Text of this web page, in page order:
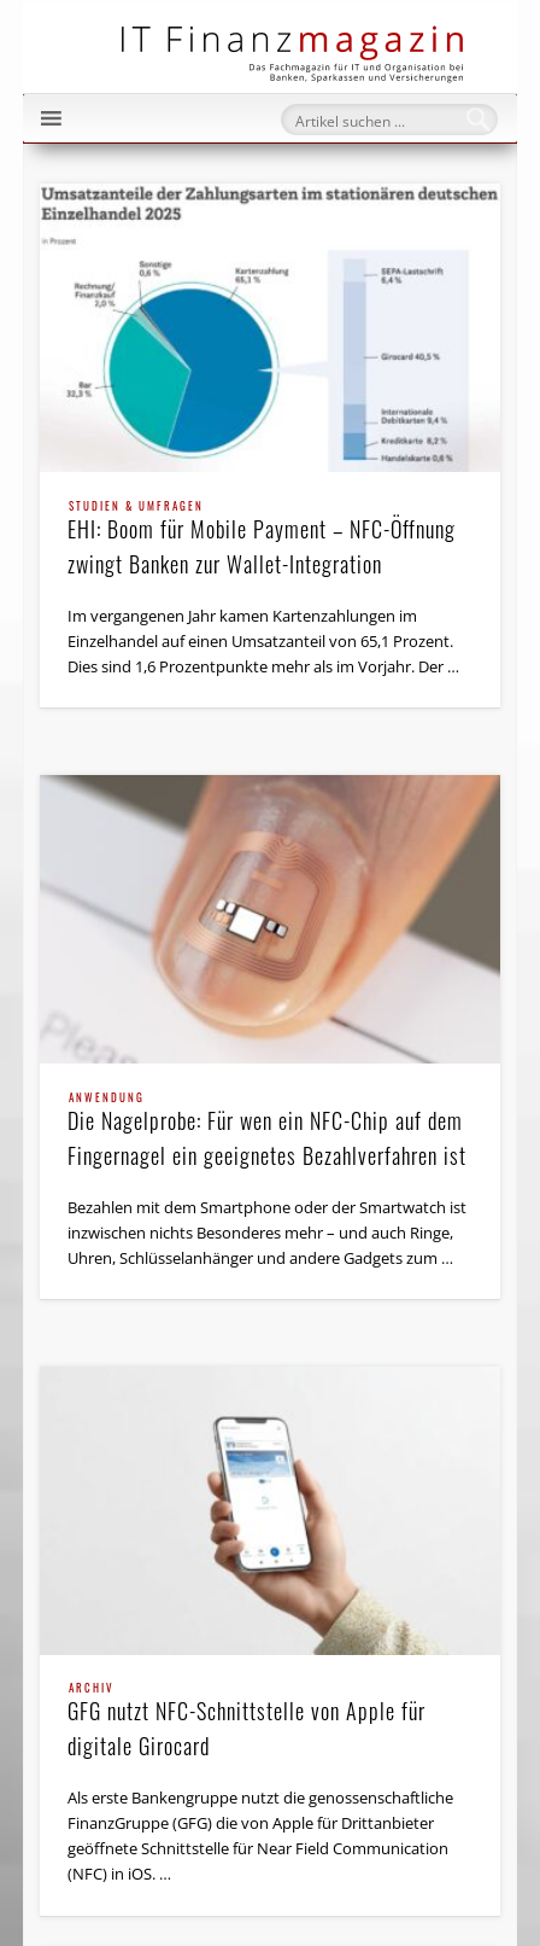
STUDIEN & UMFRAGEN
EHI: Boom für Mobile Payment – NFC-Öffnung
zwingt Banken zur Wallet-Integration
Im vergangenen Jahr kamen Kartenzahlungen im
Einzelhandel auf einen Umsatzanteil von 65,1 Prozent.
Dies sind 1,6 Prozentpunkte mehr als im Vorjahr. Der …
ANWENDUNG
Die Nagelprobe: Für wen ein NFC-Chip auf dem
Fingernagel ein geeignetes Bezahlverfahren ist
Bezahlen mit dem Smartphone oder der Smartwatch ist
inzwischen nichts Besonderes mehr – und auch Ringe,
Uhren, Schlüsselanhänger und andere Gadgets zum …
ARCHIV
GFG nutzt NFC-Schnittstelle von Apple für
digitale Girocard
Als erste Bankengruppe nutzt die genossenschaftliche
FinanzGruppe (GFG) die von Apple für Drittanbieter
geöffnete Schnittstelle für Near Field Communication
(NFC) in iOS. …